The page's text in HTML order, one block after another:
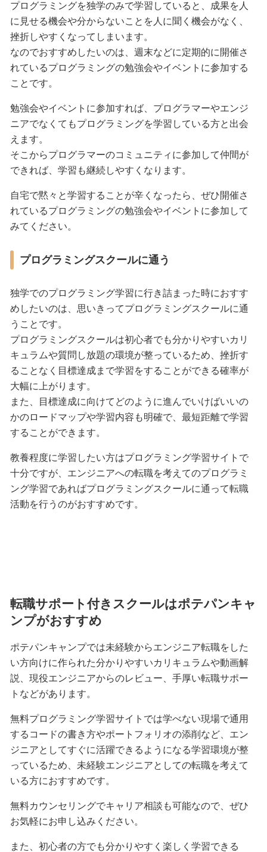
プログラミングを独学のみで学習していると、成果を人
に見せる機会や分からないことを人に聞く機会がなく、
挫折しやすくなってしまいます。
なのでおすすめしたいのは、週末などに定期的に開催さ
れているプログラミングの勉強会やイベントに参加する
ことです。
勉強会やイベントに参加すれば、プログラマーやエンジ
ニアでなくてもプログラミングを学習している方と出会
えます。
そこからプログラマーのコミュニティに参加して仲間が
できれば、学習も継続しやすくなります。
自宅で黙々と学習することが辛くなったら、ぜひ開催さ
れているプログラミングの勉強会やイベントに参加して
みてください。
プログラミングスクールに通う
独学でのプログラミング学習に行き詰まった時におすす
めしたいのは、思いきってプログラミングスクールに通
うことです。
プログラミングスクールは初心者でも分かりやすいカリ
キュラムや質問し放題の環境が整っているため、挫折す
ることなく目標達成まで学習をすることができる確率が
大幅に上がります。
また、目標達成に向けてどのように進んでいけばいいの
かのロードマップや学習内容も明確で、最短距離で学習
することができます。
教養程度に学習したい方はプログラミング学習サイトで
十分ですが、エンジニアへの転職を考えてのプログラミ
ング学習であればプログラミングスクールに通って転職
活動を行うのがおすすめです。
転職サポート付きスクールはポテパンキャ
ンプがおすすめ
ポテパンキャンプでは未経験からエンジニア転職をした
い方向けに作られた分かりやすいカリキュラムや動画解
説、現役エンジニアからのレビュー、手厚い転職サポー
トなどがあります。
無料プログラミング学習サイトでは学べない現場で通用
するコードの書き方やポートフォリオの添削など、エン
ジニアとしてすぐに活躍できるようになる学習環境が整
っているため、未経験エンジニアとしての転職を考えて
いる方におすすめです。
無料カウンセリングでキャリア相談も可能なので、ぜひ
お気軽にお申し込みください。
また、初心者の方でも分かりやすく楽しく学習できる